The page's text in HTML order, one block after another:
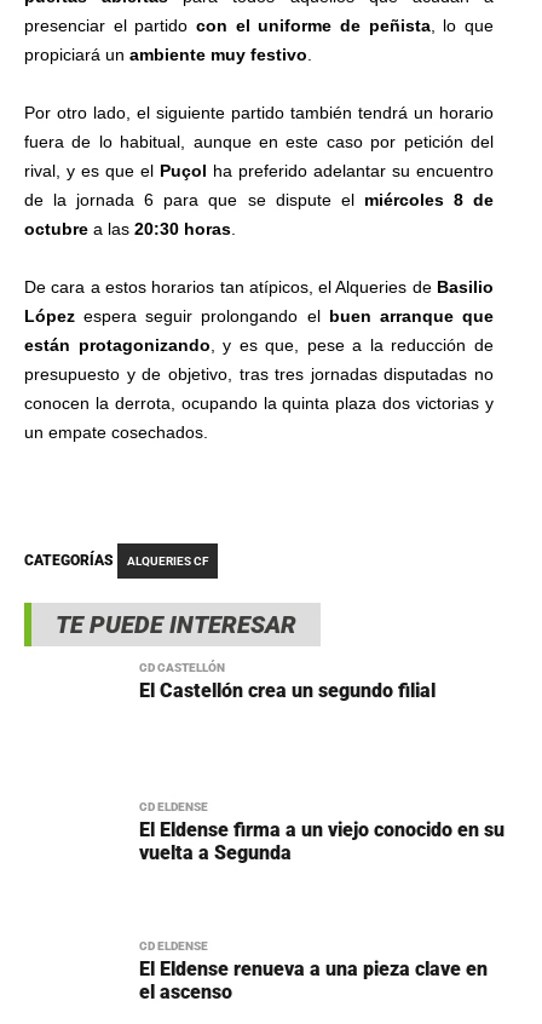
TE PUEDE INTERESAR
CD CASTELLÓN
El Castellón crea un segundo filial
CD ELDENSE
El Eldense firma a un viejo conocido en su
vuelta a Segunda
CD ELDENSE
El Eldense renueva a una pieza clave en
el ascenso
presenciar el partido con el uniforme de peñista, lo que
propiciará un ambiente muy festivo
Por otro lado, el siguiente partido también tendrá un horario
fuera de lo habitual, aunque en este caso por petición del
rival, y es que el Puçol ha preferido adelantar su encuentro
de la jornada 6 para que se dispute el miércoles 8 de
octubre a las 20:30 horas
De cara a estos horarios tan atípicos, el Alqueries de Basilio
Lópezespera seguir prolongando el buen arranque que
están protagonizando , y es que, pese a la reducción de
presupuesto y de objetivo, tras tres jornadas disputadas no
conocen la derrota, ocupando la quinta plaza dos victorias y
un empate cosechados.
CATEGORÍAS ALQUERIES CF